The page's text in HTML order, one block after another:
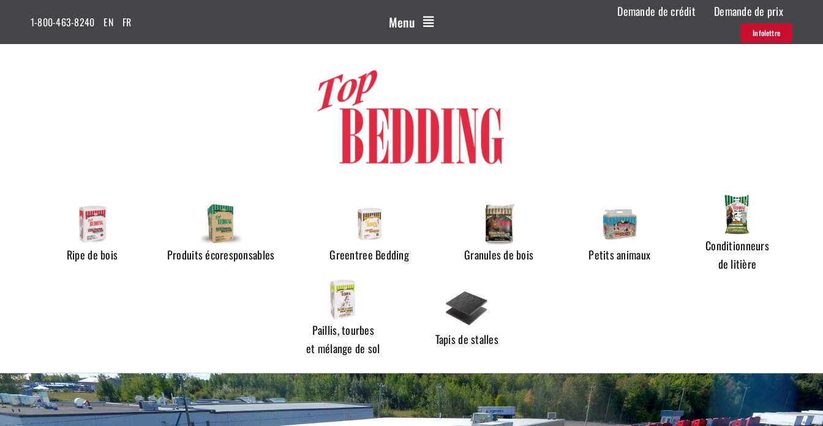
contenu
1-800-463-8240 EN FR Menu
Demande de crédit Demande de prix
Infolettre
Ripe de bois Produits écoresponsables Greentree Bedding Granules de bois Petits animaux
Conditionneurs
de litière
Paillis, tourbes
et mélange de sol
Tapis de stalles